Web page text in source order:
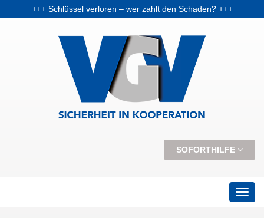
+++ Schlüssel verloren – wer zahlt den Schaden? +++
SOFORTHILFE